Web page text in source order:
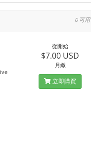
0 可用
從開始
$7.00 USD
月繳
立即購買